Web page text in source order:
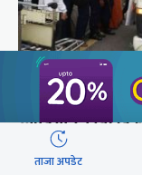
ब्रोड पिकमा
ल्याइयो
ताजा अपडेट